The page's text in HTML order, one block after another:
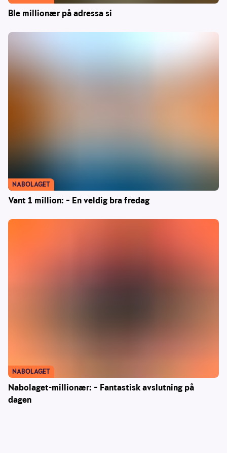
Ble millionær på adressa si
Vant 1 million: – En veldig bra fredag
NABOLAGET
Nabolaget-millionær: – Fantastisk avslutning på
dagen
NABOLAGET